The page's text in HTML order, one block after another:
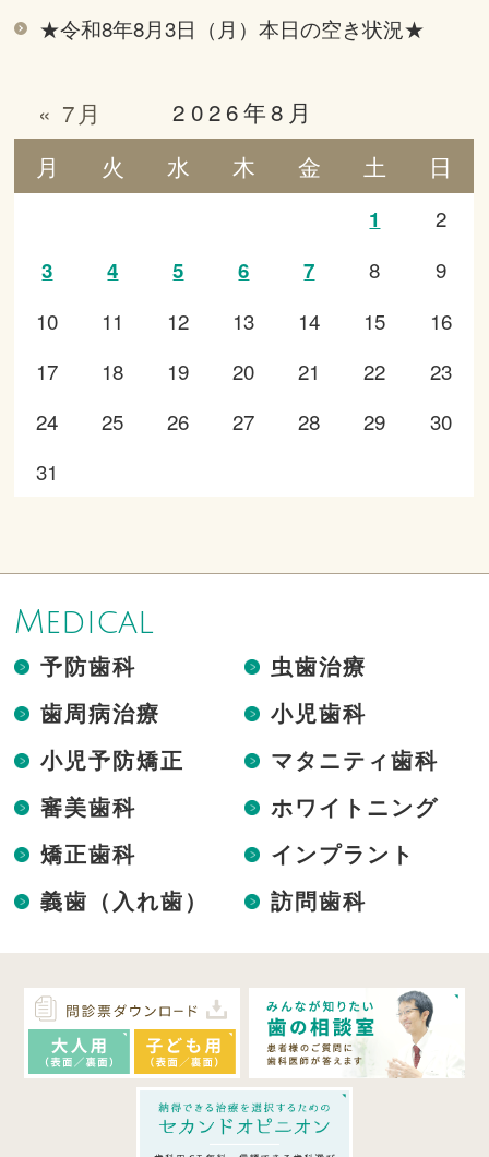
★令和8年8月3日（月）本日の空き状況★
2026年8月
月
火 水 木 金 土 日
« 7月
1
2
3
4 5 6 7 8
9
10
11 12 13 14 15
16
17
18 19 20 21 22
23
24
25 26 27 28 29
30
31
Medical
予防歯科
虫歯治療
歯周病治療
小児歯科
小児予防矯正
マタニティ歯科
審美歯科
ホワイトニング
矯正歯科
インプラント
義歯（入れ歯）
訪問歯科